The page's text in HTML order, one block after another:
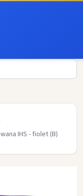
IHS - fiolet (B)